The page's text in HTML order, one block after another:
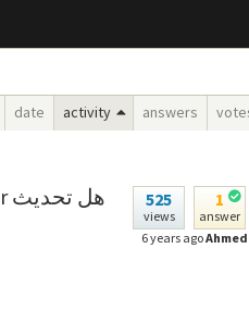
date activity answers
525
views
1
answer
6 years ago